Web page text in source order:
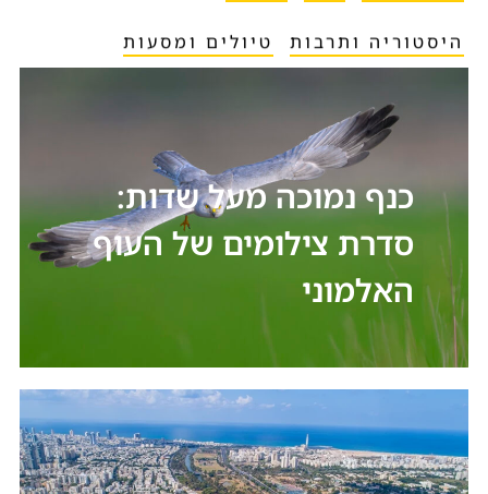
היסטוריה ותרבות טיולים ומסעות
כנף נמוכה מעל שדות:
סדרת צילומים של העוף
האלמוני